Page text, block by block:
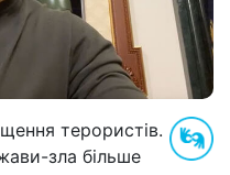
терористів.
зла більше